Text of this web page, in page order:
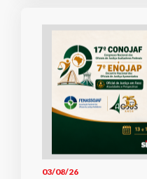
03/08/26